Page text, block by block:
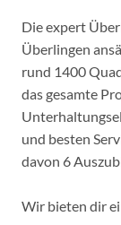
Die expert
Überlingen
rund 1400
das gesamte
und besten
davon 6
Wir bieten dir